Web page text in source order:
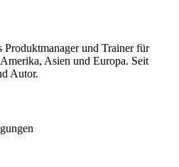
und Trainer für
Asien und Europa. Seit
Autor.